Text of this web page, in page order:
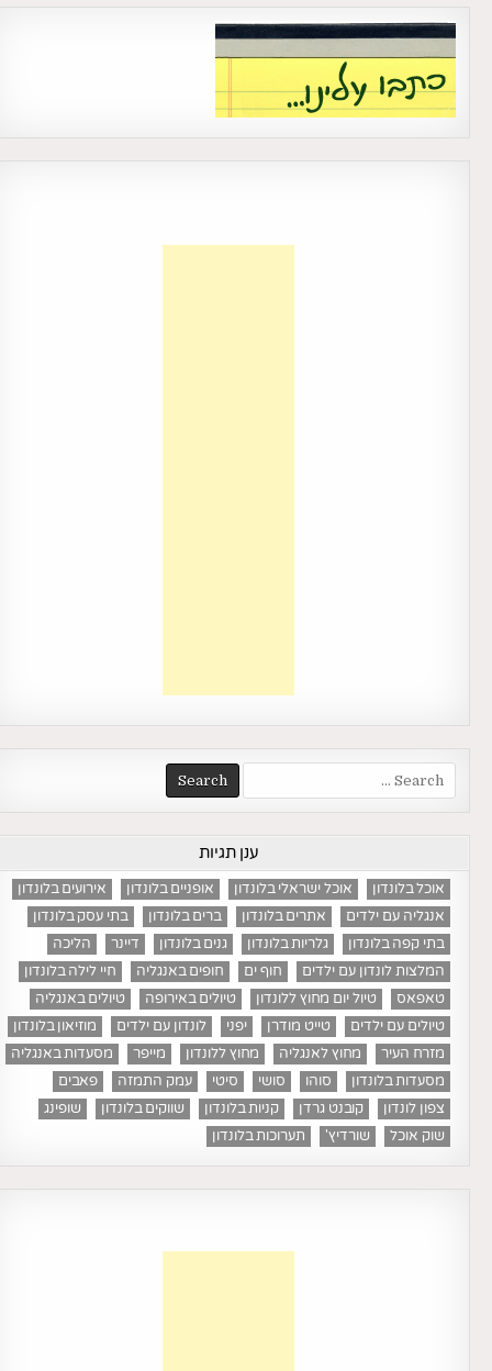
Search
for:
ענן תגיות
אוכל בלונדון אוכל ישראלי בלונדון אופניים בלונדון
אירועים בלונדון
אנגליה עם ילדים
אתרים בלונדון ברים בלונדון
בתי עסק בלונדון
בתי קפה בלונדון
גלריות בלונדון גנים בלונדון דיינר
הליכה
המלצות לונדון עם ילדים
חוף ים חופים באנגליה
חיי לילה בלונדון
טאפאס
טיול יום מחוץ ללונדון טיולים באירופה
טיולים באנגליה
טיולים עם ילדים
טייט מודרן יפני לונדון עם ילדים
מוזיאון בלונדון
מזרח העיר
מחוץ לאנגליה מחוץ ללונדון מייפר
מסעדות באנגליה
מסעדות בלונדון
סוהו סושי סיטי עמק התמזה
פאבים
צפון לונדון
קובנט גרדן קניות בלונדון שווקים בלונדון
שופינג
שוק אוכל
שורדיץ' תערוכות בלונדון